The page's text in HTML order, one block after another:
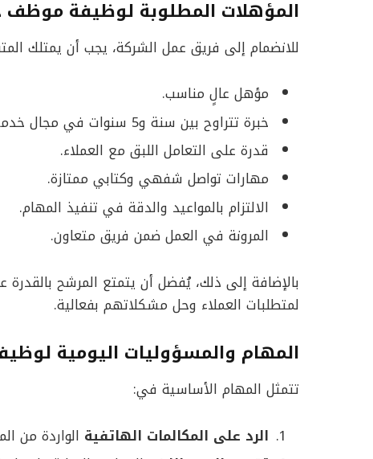
المؤهلات المطلوبة لوظيفة موظف
للانضمام إلى فريق عمل الشركة، يجب أن يمتلك
مؤهل عالٍ مناسب.
خبرة تتراوح بين سنة و5 سنوات في مجال خدمة العملاء أو المجالات المشابهة.
قدرة على التعامل اللبق مع العملاء.
مهارات تواصل شفهي وكتابي ممتازة.
الالتزام بالمواعيد والدقة في تنفيذ المهام.
المرونة في العمل ضمن فريق متعاون.
بالإضافة إلى ذلك، يُفضل أن يتمتع المرشح
لمتطلبات العملاء وحل مشكلاتهم بفعالية.
المهام والمسؤوليات اليومية
تتمثل المهام الأساسية في:
الرد على المكالمات الهاتفية الواردة من